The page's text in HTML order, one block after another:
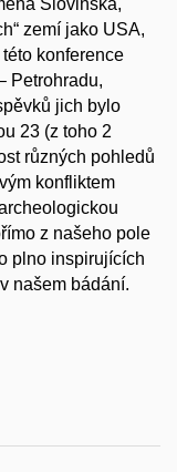
zemí jako USA,
konference
Petrohradu,
jich bylo
23 (z toho 2
různých pohledů
konfliktem
z našeho pole
plno inspirujících
našem bádání.